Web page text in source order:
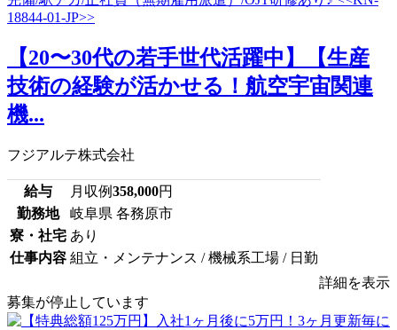
【20〜30代の若手世代活躍中】【生産
技術の経験が活かせる！航空宇宙関連
機...
フジアルテ株式会社
給与 月収例358,000円
勤務地
岐阜県 各務原市
寮・社宅 あり
仕事内容 組立・メンテナンス / 機械系工場 / 日勤
詳細を表示
募集が停止しています